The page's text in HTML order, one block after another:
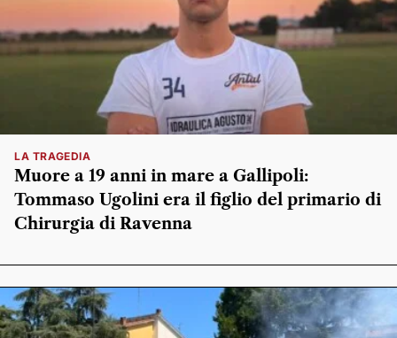
LA TRAGEDIA
Muore a 19 anni in mare a Gallipoli:
Tommaso Ugolini era il figlio del primario di
Chirurgia di Ravenna